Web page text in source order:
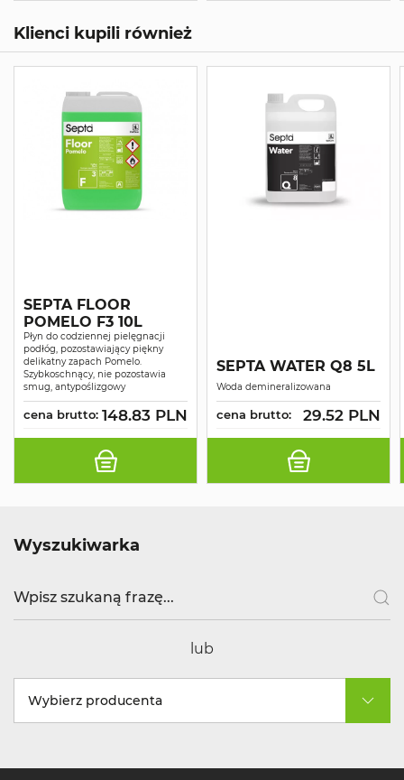
Klienci kupili również
SEPTA FLOOR
POMELO F3 10L
Płyn do codziennej pielęgnacji
podłóg, pozostawiający piękny
delikatny zapach Pomelo.
Szybkoschnący, nie pozostawia
smug, antypoślizgowy
cena brutto: 148.83 PLN
SEPTA WATER Q8 5L
Woda demineralizowana
cena brutto: 29.52 PLN
Wyszukiwarka
lub
Wybierz producenta